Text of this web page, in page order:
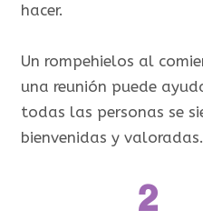
hacer.
Un rompehielos al
una reunión puede
todas las personas se
bienvenidas y valoradas.​
2